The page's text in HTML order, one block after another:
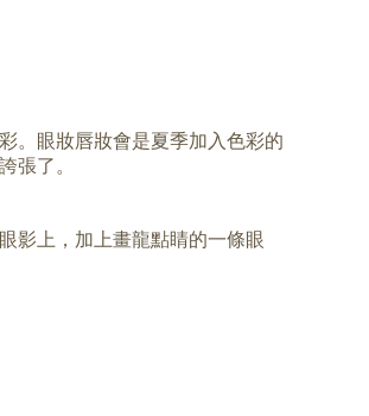
。眼妝唇妝會是夏季加入色彩的
張了。
影上，加上畫龍點睛的一條眼